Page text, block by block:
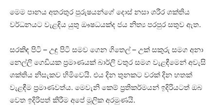
මෙම පානය අතරතුර පුරුෂයන්ගේ දොස්‌ නසා ශරීර ශක්‌තිය
වර්ධනයට වැළඳිය යුතු ඖෂධයක්‌ද ජය නිත්‍ය පරපුර සතුව ඇත.
සරකිඳ පිටි – උඳු පිටි සමව ගෙන ගිතෙල් – උක්‌ සකුරු සමග අනා
නෙල්ලි ගෙඩියක ප්‍රමාණයක්‌ බාර්ලි වතුර සමග වැළඳීමෙන් අවැසි
ශක්‌තිය නිසැකව හිමිවෙයි. එය දින තුනකට වරක්‌ දින හතක්‌
වැළඳීම ප්‍රමාණවත්ය. මෙවැනි කෙම් ප්‍රතිකර්මයන් ඉදිරියටත් ඔබ
වෙත ඉදිරිපත් කිරීම අපේ මූලික අරමුණයි.